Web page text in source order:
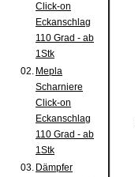
Click-on
Eckanschlag
110 Grad - ab
1Stk
02. Mepla
Scharniere
Click-on
Eckanschlag
110 Grad - ab
1Stk
03. Dämpfer